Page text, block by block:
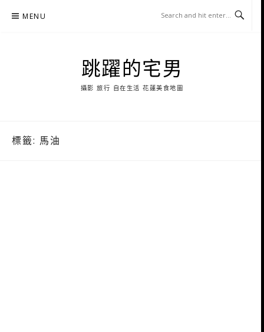
MENU
跳躍的宅男
攝影 旅行 自在生活 花蓮美食地圖
標籤: 馬油